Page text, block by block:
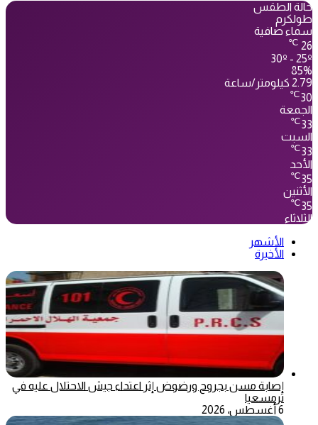
حالة الطقس
طولكرم
سماء صافية
26
℃
30º - 25º
85%
2.79 كيلومتر/ساعة
30
℃
الجمعة
33
℃
السبت
33
℃
الأحد
35
℃
الأثنين
35
℃
الثلاثاء
الأشهر
الأخيرة
إصابة مسن بجروح ورضوض إثر اعتداء جيش الاحتلال عليه في
ترمسعيا
6 أغسطس، 2026